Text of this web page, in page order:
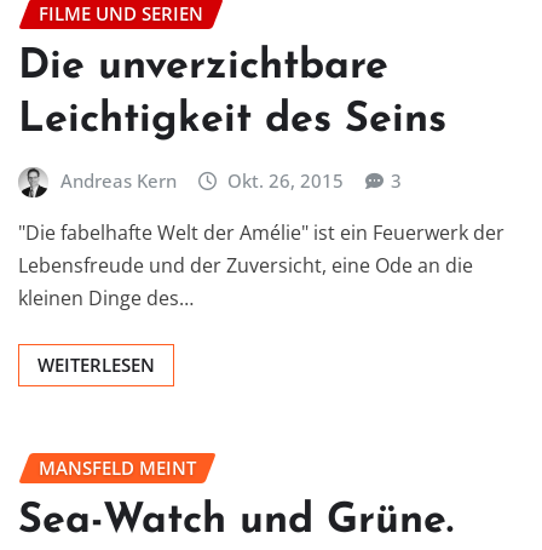
FILME UND SERIEN
Die unverzichtbare
Leichtigkeit des Seins
Andreas Kern Okt. 26, 2015 3
"Die fabelhafte Welt der Amélie" ist ein Feuerwerk der
Lebensfreude und der Zuversicht, eine Ode an die
kleinen Dinge des…
WEITERLESEN
MANSFELD MEINT
Sea-Watch und Grüne.